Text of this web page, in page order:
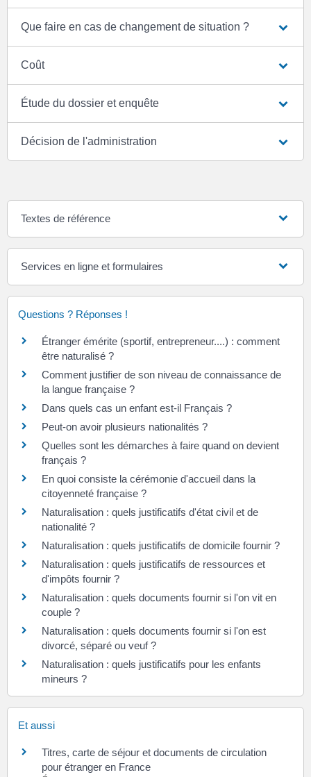
Que faire en cas de changement de situation ?
Coût
Étude du dossier et enquête
Décision de l'administration
Textes de référence
Services en ligne et formulaires
Questions ? Réponses !
Étranger émérite (sportif, entrepreneur....) : comment
être naturalisé ?
Comment justifier de son niveau de connaissance de
la langue française ?
Dans quels cas un enfant est-il Français ?
Peut-on avoir plusieurs nationalités ?
Quelles sont les démarches à faire quand on devient
français ?
En quoi consiste la cérémonie d'accueil dans la
citoyenneté française ?
Naturalisation : quels justificatifs d'état civil et de
nationalité ?
Naturalisation : quels justificatifs de domicile fournir ?
Naturalisation : quels justificatifs de ressources et
d'impôts fournir ?
Naturalisation : quels documents fournir si l'on vit en
couple ?
Naturalisation : quels documents fournir si l'on est
divorcé, séparé ou veuf ?
Naturalisation : quels justificatifs pour les enfants
mineurs ?
Et aussi
Titres, carte de séjour et documents de circulation
pour étranger en France